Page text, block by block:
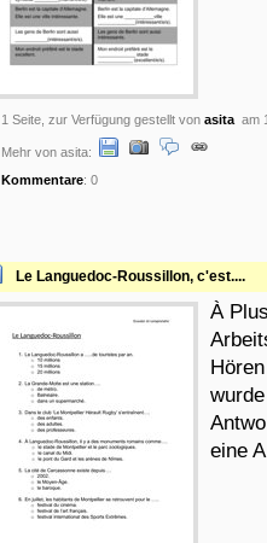
1 Seite, zur Verfügung gestellt von asita am
Mehr von asita:
Kommentare: 0
Le Languedoc-Roussillon, c'est....
À
eine